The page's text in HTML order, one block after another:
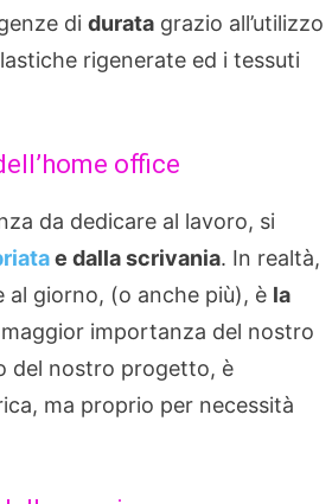
di durata grazio all’utilizzo
rigenerate ed i tessuti
office
da dedicare al lavoro, si
e dalla scrivania. In realtà,
al giorno, (o anche più), è la
importanza del nostro
del nostro progetto, è
ma proprio per necessità